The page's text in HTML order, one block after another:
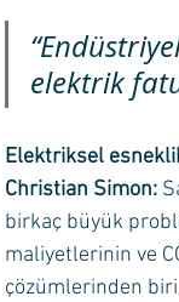
elektrik
Elektriksel
Christian Simon:
birkaç büyük
maliyetlerinin ve
çözümlerinden